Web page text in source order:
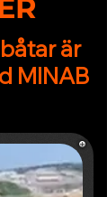
är
MINAB